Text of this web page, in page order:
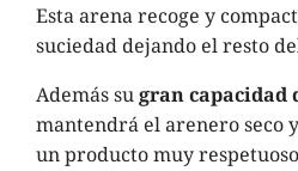
Esta arena recoge y
suciedad dejando el resto
Además sugran capacidad
mantendrá el arenero seco
un producto muy